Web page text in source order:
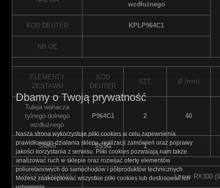
wzdłużnego
KOD DEUTER KPLP964C1
NR OE
ELEMENTY
ZESTAWU
KOD
DEUTER
SZT. Ø (mm)
Tuleja wahacza
tylnego dolnego
wzdłużnego
P964C1 2 40
SMAR SS5G 1
ZASTOSOWANIE Lexus RX300
Dbamy o Twoją prywatność
Nasza strona wykorzystuje pliki cookies w celu zapewnienia
prawidłowego działania sklepu, realizacji zamówień oraz poprawy
jakości korzystania z serwisu. Pliki cookies pozwalają nam także
analizować ruch w sklepie oraz rozwijać ofertę elementów
poliuretanowych do samochodów i półproduktów technicznych.
Możesz zaakceptować wszystkie pliki cookies lub dostosować ich